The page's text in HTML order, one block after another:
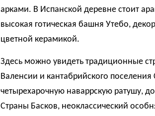
арками. В Испанской деревне стоит
высокая готическая башня Утебо,
цветной керамикой.
Здесь можно увидеть традиционные
Валенсии и кантабрийского
четырехарочную наваррскую ратушу,
Страны Басков, неоклассический